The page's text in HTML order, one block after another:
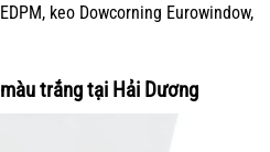
keo Dowcorning Eurowindow,
trắng tại Hải Dương